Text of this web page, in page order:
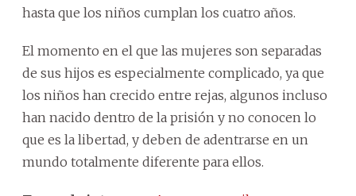
hasta que los niños cumplan los cuatro años.
El momento en el que las mujeres son separadas
de sus hijos es especialmente complicado, ya que
los niños han crecido entre rejas, algunos incluso
han nacido dentro de la prisión y no conocen lo
que es la libertad, y deben de adentrarse en un
mundo totalmente diferente para ellos.